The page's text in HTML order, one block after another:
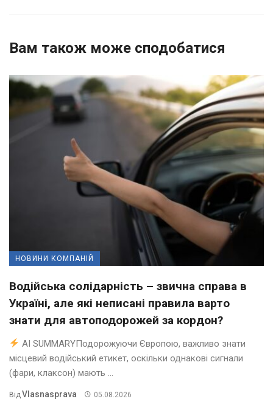
Вам також може сподобатися
НОВИНИ КОМПАНІЙ
Водійська солідарність – звична справа в
Україні, але які неписані правила варто
знати для автоподорожей за кордон?
AI SUMMARYПодорожуючи Європою, важливо знати
місцевий водійський етикет, оскільки однакові сигнали
(фари, клаксон) мають ...
Від Vlasnasprava 05.08.2026